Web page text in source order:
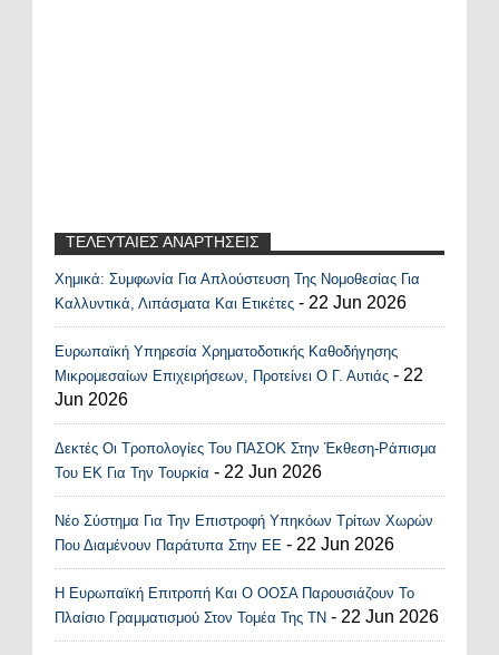
ΤΕΛΕΥΤΑΙΕΣ ΑΝΑΡΤΗΣΕΙΣ
Recent Posts Widget
Χημικά: Συμφωνία Για Απλούστευση Της Νομοθεσίας Για
Καλλυντικά, Λιπάσματα Και Ετικέτες - 22 Jun 2026
Ευρωπαϊκή Υπηρεσία Χρηματοδοτικής Καθοδήγησης
Μικρομεσαίων Επιχειρήσεων, Προτείνει Ο Γ. Αυτιάς - 22
Jun 2026
Δεκτές Οι Τροπολογίες Του ΠΑΣΟΚ Στην Έκθεση-Ράπισμα
Του ΕΚ Για Την Τουρκία - 22 Jun 2026
Νέο Σύστημα Για Την Επιστροφή Υπηκόων Τρίτων Χωρών
Που Διαμένουν Παράτυπα Στην ΕΕ - 22 Jun 2026
Η Ευρωπαϊκή Επιτροπή Και Ο ΟΟΣΑ Παρουσιάζουν Το
Πλαίσιο Γραμματισμού Στον Τομέα Της ΤΝ - 22 Jun 2026